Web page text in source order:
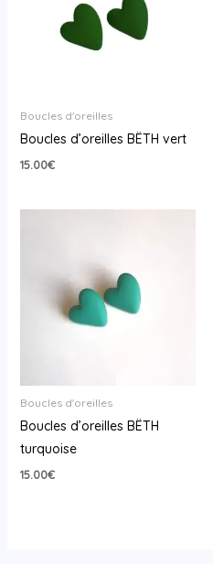
Boucles d'oreilles
Boucles d’oreilles BËTH vert
15.00€
Boucles d'oreilles
Boucles d’oreilles BËTH
turquoise
15.00€